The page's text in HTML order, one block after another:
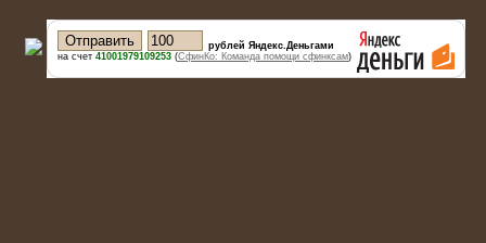
рублей Яндекс.Деньгами
на счет 41001979109253 (СфинКо: Команда помощи сфинксам)